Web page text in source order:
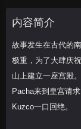
内容简介
故事发生在古代的
极重，为了大肆庆
山上建立一座宫殿
Pacha来到皇宫请
Kuzco一口回绝。